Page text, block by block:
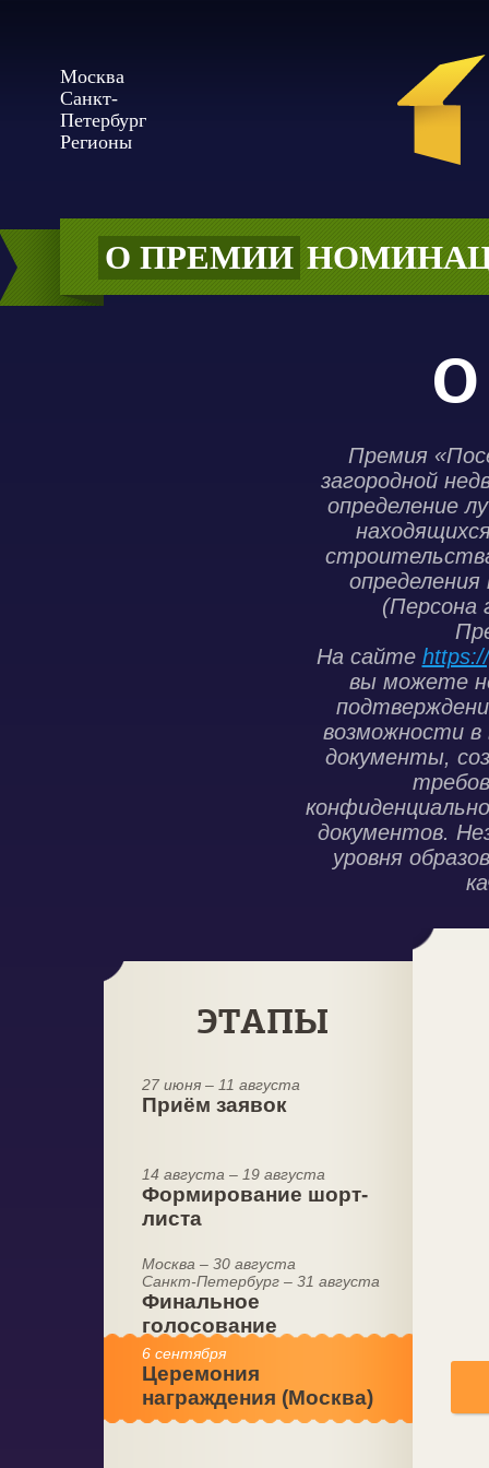
Москва
Санкт-
Петербург
Регионы
О ПРЕМИИ
Премия
загородной
определение
(Персона
На сайте
вы можете
возможности
документы,
документов.
уровня
ЭТАПЫ
27 июня – 11 августа
Приём заявок
14 августа – 19 августа
Формирование шорт-
листа
Москва – 30 августа
Санкт-Петербург – 31 августа
Финальное
голосование
6 сентября
Церемония
награждения (Москва)